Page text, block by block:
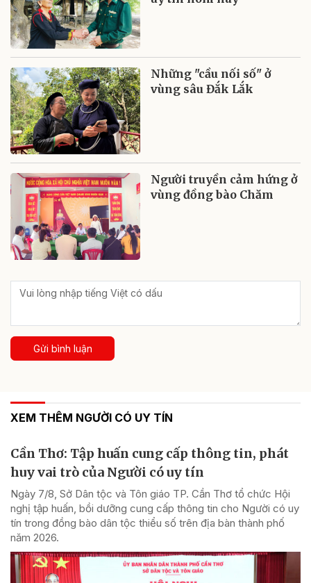
Những "cầu nối số" ở
vùng sâu Đắk Lắk
Người truyền cảm hứng ở
vùng đồng bào Chăm
Gửi bình luận
XEM THÊM NGƯỜI CÓ UY TÍN
Cần Thơ: Tập huấn cung cấp thông tin, phát
huy vai trò của Người có uy tín
Ngày 7/8, Sở Dân tộc và Tôn giáo TP. Cần Thơ tổ chức Hội
nghị tập huấn, bồi dưỡng cung cấp thông tin cho Người có uy
tín trong đồng bào dân tộc thiểu số trên địa bàn thành phố
năm 2026.